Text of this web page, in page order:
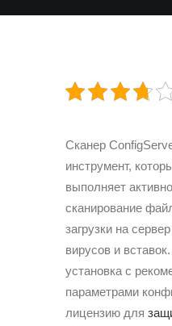
Сканер
инструмент,
выполняет
сканирование
загрузки на
вирусов и
установка с
параметрами
лицензию для